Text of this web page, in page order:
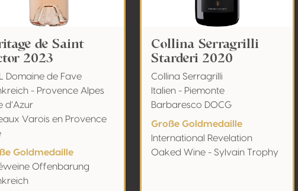
de Saint
2023
Domaine de Fave
- Provence Alpes
d’Azur
Varois en Provence
Goldmedaille
Offenbarung
Collina Serragrilli
Starderi 2020
Collina Serragrilli
Italien - Piemonte
Barbaresco DOCG
Große Goldmedaille
International Revelation
Oaked Wine - Sylvain Trophy